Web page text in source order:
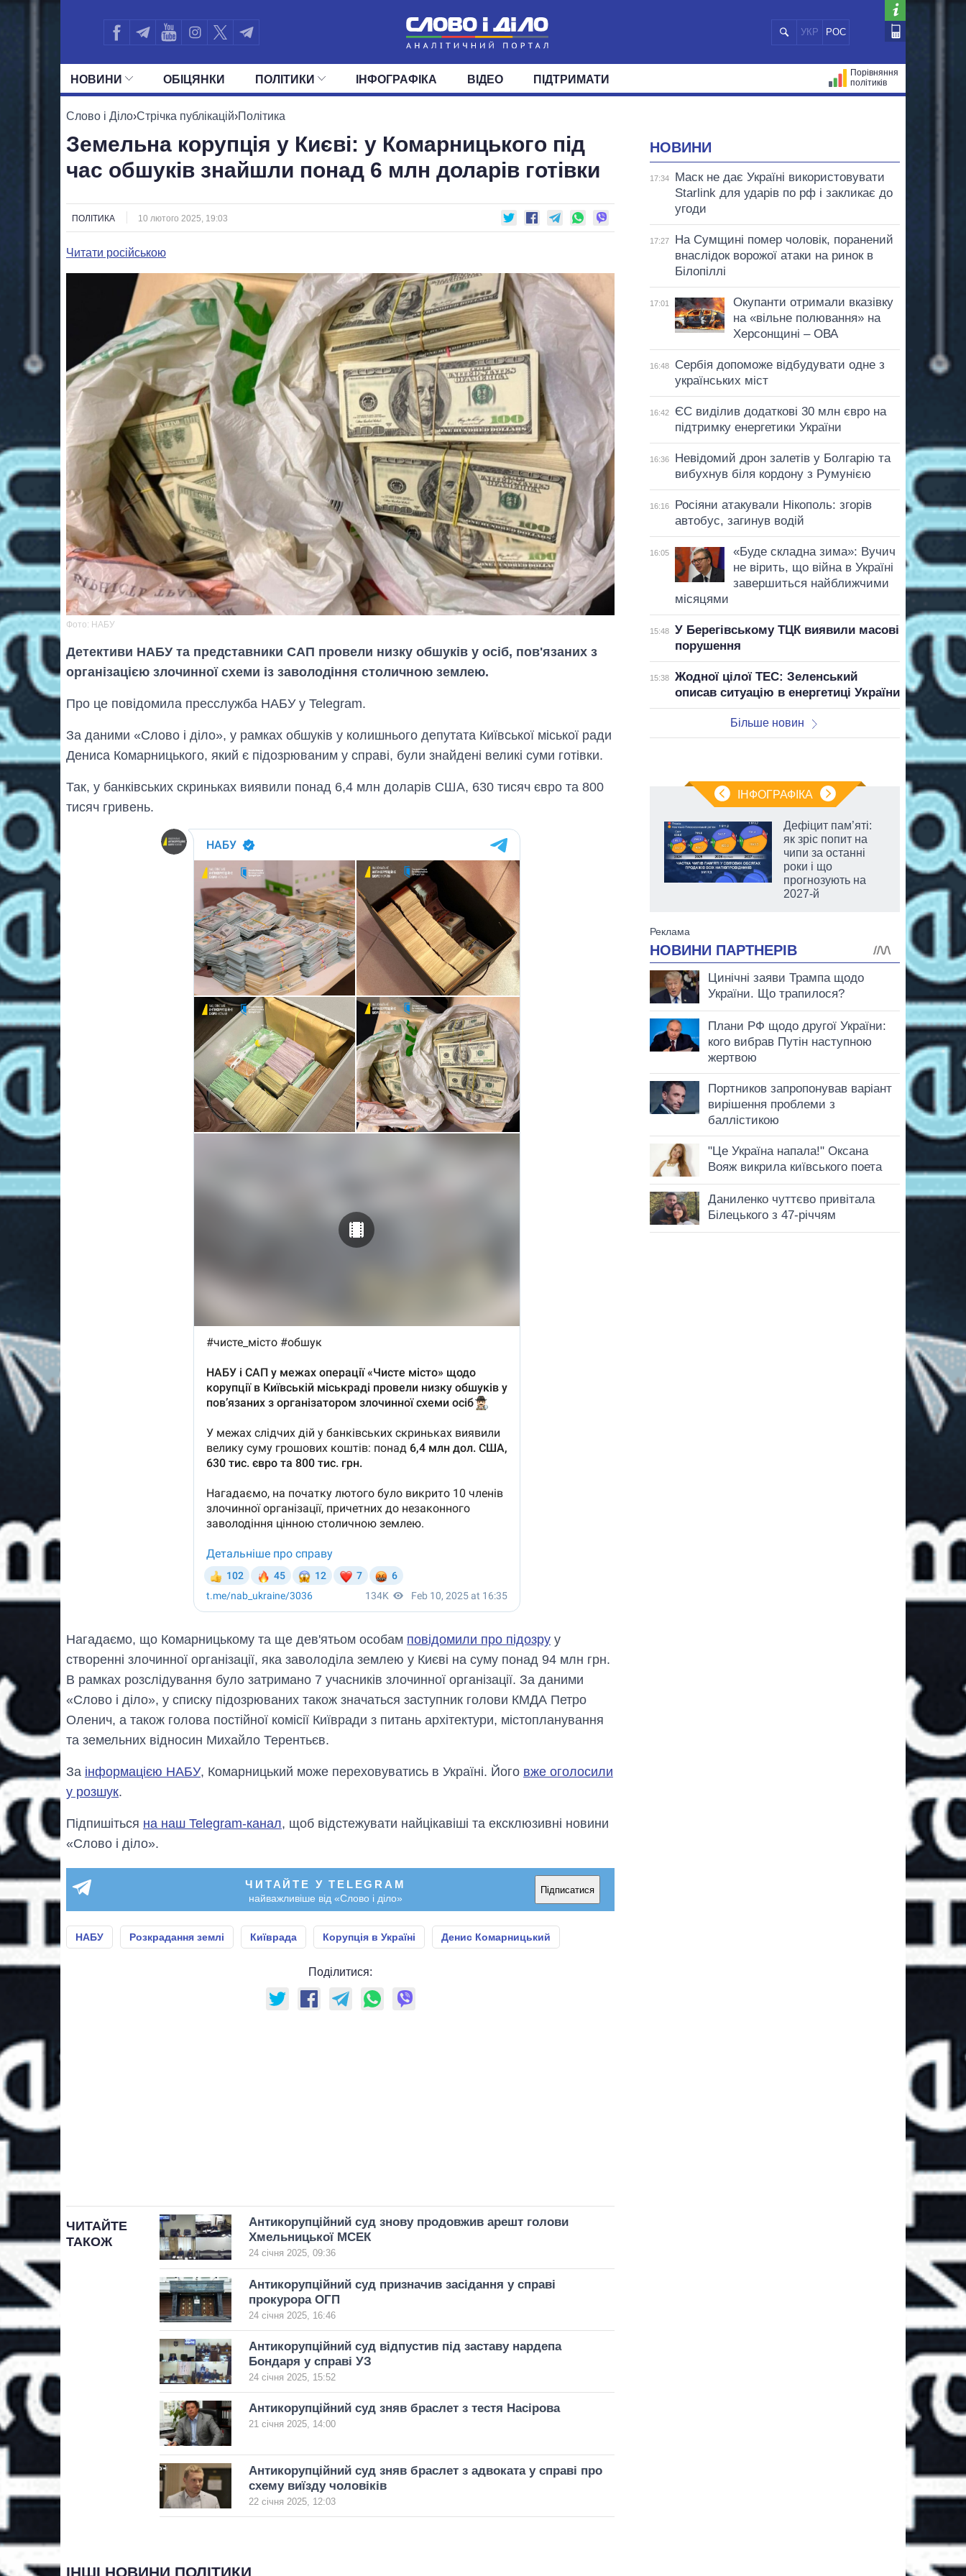
УКР РОС
НОВИНИ
ПОЛІТИКА ЕКОНОМІКА СУСПІЛЬСТВО СВІТ
ОБIЦЯНКИ ПОЛIТИКИ
УСІ ПОЛІТИКИ ПРЕЗИДЕНТ І ОФІС
ДЕПУТАТИ КОМІТЕТИ ФРАКЦІЇ ОКРУГИ
ІНФОГРАФІКА ВІДЕО ПІДТРИМАТИ
Порівняння
політиків
Слово і Діло›Стрічка публікацій›Політика
Земельна корупція у Києві: у Комарницького під
час обшуків знайшли понад 6 млн доларів готівки
ПОЛІТИКА 10 лютого 2025, 19:03
Читати російською
Фото: НАБУ
Детективи НАБУ та представники САП провели низку обшуків у осіб, пов'язаних з
організацією злочинної схеми із заволодіння столичною землею.
Про це повідомила пресслужба НАБУ у Telegram.
За даними «Слово і діло», у рамках обшуків у колишнього депутата Київської міської ради
Дениса Комарницького, який є підозрюваним у справі, були знайдені великі суми готівки.
Так, у банківських скриньках виявили понад 6,4 млн доларів США, 630 тисяч євро та 800
тисяч гривень.
Нагадаємо, що Комарницькому та ще дев'ятьом особам повідомили про підозру у
створенні злочинної організації, яка заволоділа землею у Києві на суму понад 94 млн грн.
В рамках розслідування було затримано 7 учасників злочинної організації. За даними
«Слово і діло», у списку підозрюваних також значаться заступник голови КМДА Петро
Оленич, а також голова постійної комісії Київради з питань архітектури, містопланування
та земельних відносин Михайло Терентьєв.
За інформацією НАБУ, Комарницький може переховуватись в Україні. Його вже оголосили
у розшук.
Підпишіться на наш Telegram-канал, щоб відстежувати найцікавіші та ексклюзивні новини
«Слово і діло».
ЧИТАЙТЕ У TELEGRAM
найважливіше від «Слово і діло»
Підписатися
НАБУ Розкрадання землі Київрада Корупція в Україні Денис Комарницький
Поділитися:
ЧИТАЙТЕ
ТАКОЖ
Антикорупційний суд знову продовжив арешт голови
Хмельницької МСЕК
24 січня 2025, 09:36
Антикорупційний суд призначив засідання у справі
прокурора ОГП
24 січня 2025, 16:46
Антикорупційний суд відпустив під заставу нардепа
Бондаря у справі УЗ
24 січня 2025, 15:52
Антикорупційний суд зняв браслет з тестя Насірова
21 січня 2025, 14:00
Антикорупційний суд зняв браслет з адвоката у справі про
схему виїзду чоловіків
22 січня 2025, 12:03
ІНШІ НОВИНИ ПОЛІТИКИ
НОВИНИ
17:34
Маск не дає Україні використовувати
Starlink для ударів по рф і закликає до
угоди
17:27
На Сумщині помер чоловік, поранений
внаслідок ворожої атаки на ринок в
Білопіллі
17:01
Окупанти отримали вказівку
на «вільне полювання» на
Херсонщині – ОВА
16:48
Сербія допоможе відбудувати одне з
українських міст
16:42
ЄС виділив додаткові 30 млн євро на
підтримку енергетики України
16:36
Невідомий дрон залетів у Болгарію та
вибухнув біля кордону з Румунією
16:16
Росіяни атакували Нікополь: згорів
автобус, загинув водій
16:05
«Буде складна зима»: Вучич
не вірить, що війна в Україні
завершиться найближчими
місяцями
15:48
У Берегівському ТЦК виявили масові
порушення
15:38
Жодної цілої ТЕС: Зеленський
описав ситуацію в енергетиці України
Більше новин
ІНФОГРАФІКА
Дефіцит пам’яті:
як зріс попит на
чипи за останні
роки і що
прогнозують на
2027-й